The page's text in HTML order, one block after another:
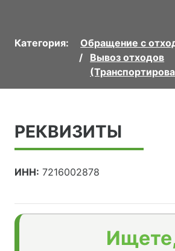
Категория:
Обращение с
Вывоз отходов
РЕКВИЗИТЫ
ИНН: 7216002878